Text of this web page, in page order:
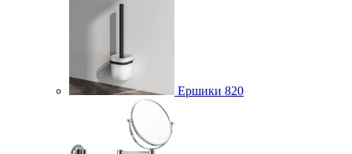
Ершики 820